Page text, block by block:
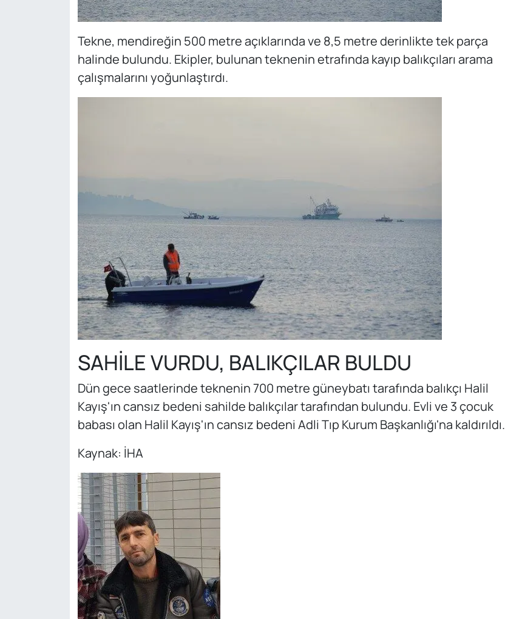
Tekne, mendireğin 500 metre açıklarında ve 8,5 metre derinlikte tek parça
halinde bulundu. Ekipler, bulunan teknenin etrafında kayıp balıkçıları arama
çalışmalarını yoğunlaştırdı.
SAHİLE VURDU, BALIKÇILAR BULDU
Dün gece saatlerinde teknenin 700 metre güneybatı tarafında balıkçı Halil
Kayış'ın cansız bedeni sahilde balıkçılar tarafından bulundu. Evli ve 3 çocuk
babası olan Halil Kayış'ın cansız bedeni Adli Tıp Kurum Başkanlığı'na kaldırıldı.
Kaynak: İHA